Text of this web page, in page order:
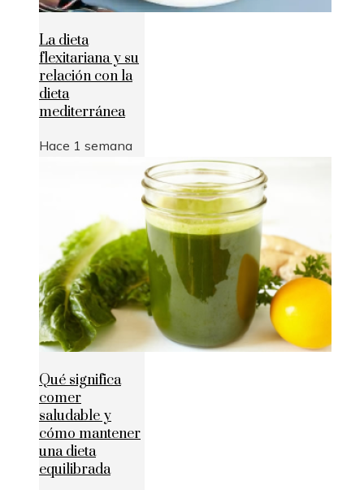
La dieta
flexitariana y su
relación con la
dieta
mediterránea
Hace 1 semana
Qué significa
comer
saludable y
cómo mantener
una dieta
equilibrada